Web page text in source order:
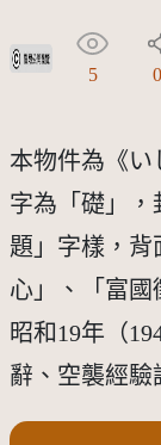
受著作權法保護-僅
5 0
本物件為《い
字為「礎」，
題」字樣，背
心」、「富國
昭和19年（
辭、空襲經驗